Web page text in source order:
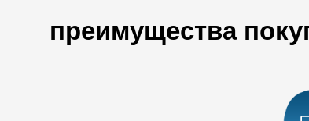
преимущества